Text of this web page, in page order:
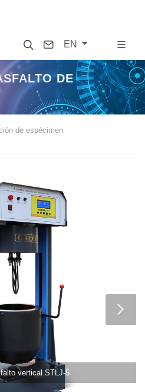
SearchContact
EN
DE
de espécimen
vertical STLJ-5